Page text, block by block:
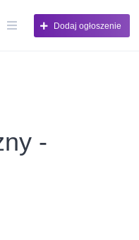
Dodaj ogłoszenie
-